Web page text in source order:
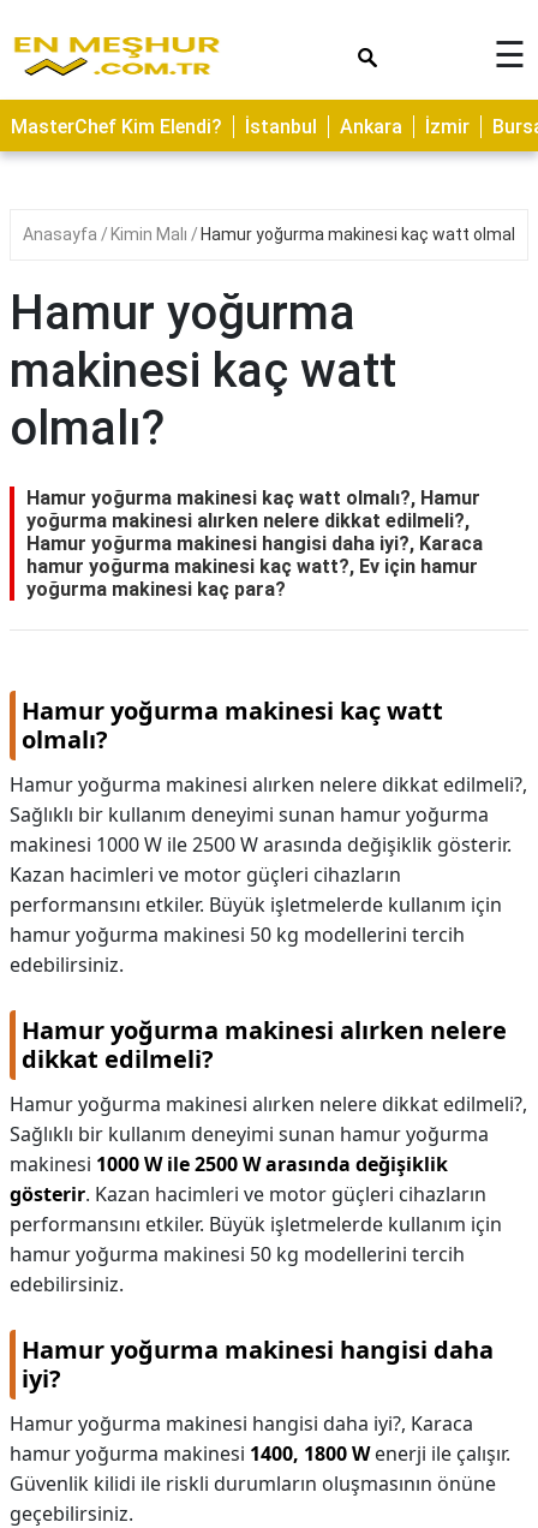
ASTROLOJİ
SAĞLIK
YERLER
BAKIMI
NEDİR
ALANLARI
HAMİLELİK
KAPLICALAR
İLETİŞİM
☰
MasterChef Kim Elendi? İstanbul Ankara İzmir
Anasayfa Kimin Malı Hamur yoğurma makinesi kaç watt olmalı?
Hamur yoğurma
makinesi kaç watt
olmalı?
Hamur yoğurma makinesi kaç watt olmalı?, Hamur
yoğurma makinesi alırken nelere dikkat edilmeli?,
Hamur yoğurma makinesi hangisi daha iyi?, Karaca
hamur yoğurma makinesi kaç watt?, Ev için hamur
yoğurma makinesi kaç para?
Hamur yoğurma makinesi kaç watt
olmalı?
Hamur yoğurma makinesi alırken nelere dikkat edilmeli?,
Sağlıklı bir kullanım deneyimi sunan hamur yoğurma
makinesi 1000 W ile 2500 W arasında değişiklik gösterir.
Kazan hacimleri ve motor güçleri cihazların
performansını etkiler. Büyük işletmelerde kullanım için
hamur yoğurma makinesi 50 kg modellerini tercih
edebilirsiniz.
Hamur yoğurma makinesi alırken nelere
dikkat edilmeli?
Hamur yoğurma makinesi alırken nelere dikkat edilmeli?,
Sağlıklı bir kullanım deneyimi sunan hamur yoğurma
makinesi 1000 W ile 2500 W arasında değişiklik
gösterir. Kazan hacimleri ve motor güçleri cihazların
performansını etkiler. Büyük işletmelerde kullanım için
hamur yoğurma makinesi 50 kg modellerini tercih
edebilirsiniz.
Hamur yoğurma makinesi hangisi daha
iyi?
Hamur yoğurma makinesi hangisi daha iyi?, Karaca
hamur yoğurma makinesi 1400, 1800 Wenerji ile çalışır.
Güvenlik kilidi ile riskli durumların oluşmasının önüne
geçebilirsiniz.